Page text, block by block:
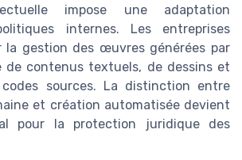
impose une adaptation
internes. Les entreprises
la gestion des œuvres générées par
de contenus textuels, de dessins et
sources. La distinction entre
et création automatisée devient
pour la protection juridique des